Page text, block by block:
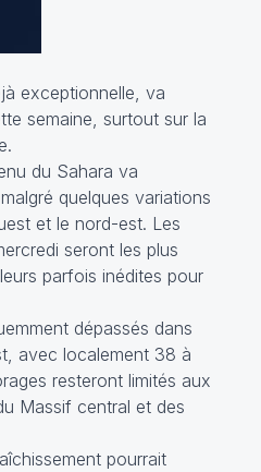
exceptionnelle, va
semaine, surtout sur la
du Sahara va
quelques variations
et le nord-est. Les
seront les plus
parfois inédites pour
dépassés dans
avec localement 38 à
resteront limités aux
Massif central et des
pourrait